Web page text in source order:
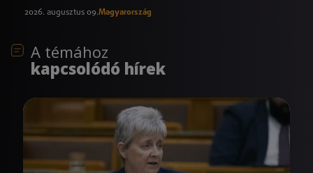
2026. augusztus 09.Magyarország
A témához
kapcsolódó hírek